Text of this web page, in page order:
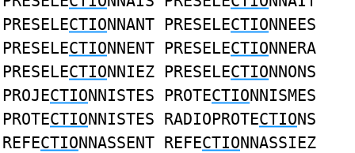
PRESELECTIONNANT PRESELECTIONNEES
PRESELECTIONNENT PRESELECTIONNERA
PRESELECTIONNIEZ PRESELECTIONNONS
PROJECTIONNISTES PROTECTIONNISMES
PROTECTIONNISTES RADIOPROTECTIONS
REFECTIONNASSENT REFECTIONNASSIEZ